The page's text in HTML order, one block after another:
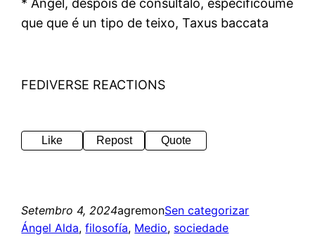
que que é un tipo de teixo, Taxus baccata
FEDIVERSE REACTIONS
Like Repost Quote
Setembro 4, 2024agremonSen categorizar
Ángel Alda, filosofía, Medio, sociedade